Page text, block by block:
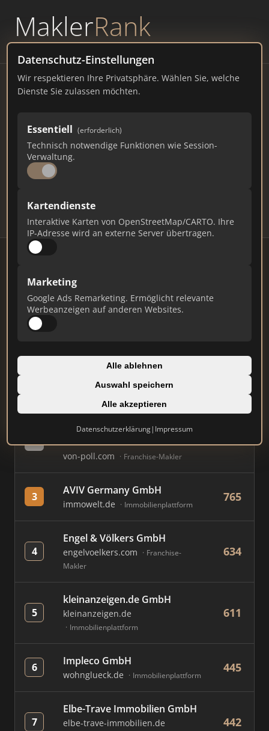
MaklerRank
powered byWAVEPOINT
Datenschutz-Einstellungen
Wir respektieren Ihre Privatsphäre. Wählen Sie, welche
Dienste Sie zulassen möchten.
Essentiell (erforderlich)
Technisch notwendige Funktionen wie Session-
Verwaltung.
Kartendienste
Interaktive Karten von OpenStreetMap/CARTO. Ihre
IP-Adresse wird an externe Server übertragen.
Marketing
Google Ads Remarketing. Ermöglicht relevante
Werbeanzeigen auf anderen Websites.
Alle ablehnen
Auswahl speichern
Alle akzeptieren
Datenschutzerklärung| Impressum
Immobilienmakler
Ratzeburg – Ranking Juli
2026
SCHLESWIG-HOLSTEIN
77
Makler Makler-Keywords
Stand: Juli 2026
#
Immobilien Scout GmbH
immobilienscout24.de
2
von Poll Immobilien Frankfurt
- Westend
von-poll.com Franchise-Makler
790
3 AVIV Germany GmbH
immowelt.de Immobilienplattform
765
4
Engel & Völkers GmbH
engelvoelkers.com
Franchise-
Makler
634
5
kleinanzeigen.de GmbH
kleinanzeigen.de
Immobilienplattform
611
6 Impleco GmbH
wohnglueck.de Immobilienplattform
445
7
Elbe-Trave Immobilien GmbH
elbe-trave-immobilien.de 442